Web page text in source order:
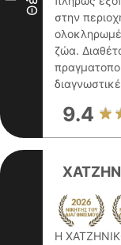
στην
ζώα.
9.4
Η